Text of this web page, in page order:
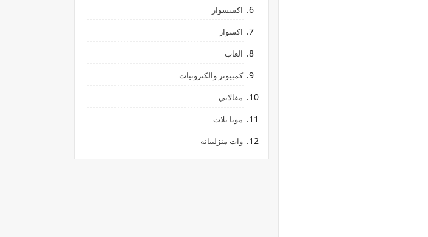
اكسسوار
اكسوار
العاب
كمبيوتر والكترونيات
مقالاتي
موبا يلات
وات منزلييانه